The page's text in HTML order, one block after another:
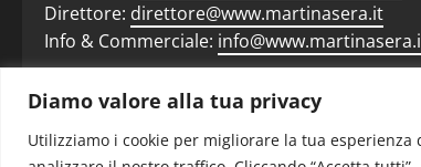
Diamo valore alla tua privacy
Utilizziamo i cookie per migliorare la tua
Direttore: direttore@www.martinasera.it
Info & Commerciale: